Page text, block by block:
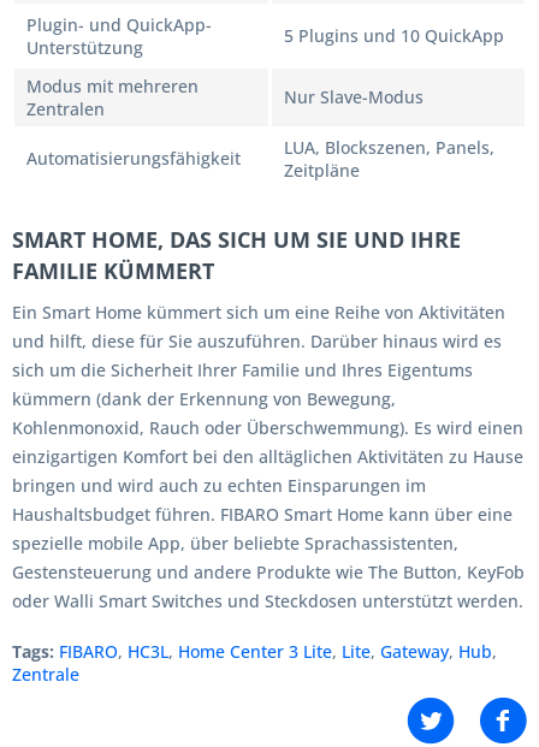
Plugin- und QuickApp-
Unterstützung
5 Plugins und 10 QuickApp
Modus mit mehreren
Zentralen
Nur Slave-Modus
Automatisierungsfähigkeit
LUA, Blockszenen, Panels,
Zeitpläne
SMART HOME, DAS SICH UM SIE UND IHRE
FAMILIE KÜMMERT
Ein Smart Home kümmert sich um eine Reihe von Aktivitäten
und hilft, diese für Sie auszuführen. Darüber hinaus wird es
sich um die Sicherheit Ihrer Familie und Ihres Eigentums
kümmern (dank der Erkennung von Bewegung,
Kohlenmonoxid, Rauch oder Überschwemmung). Es wird einen
einzigartigen Komfort bei den alltäglichen Aktivitäten zu Hause
bringen und wird auch zu echten Einsparungen im
Haushaltsbudget führen. FIBARO Smart Home kann über eine
spezielle mobile App, über beliebte Sprachassistenten,
Gestensteuerung und andere Produkte wie The Button, KeyFob
oder Walli Smart Switches und Steckdosen unterstützt werden.
Tags: FIBARO, HC3L, Home Center 3 Lite, Lite, Gateway, Hub,
Zentrale